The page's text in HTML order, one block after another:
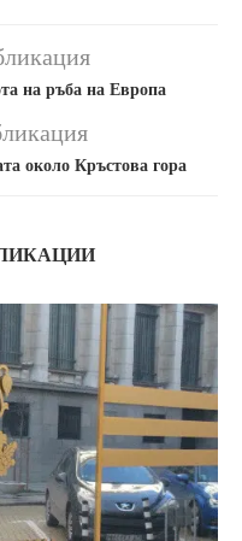
на ръба на Европа
около Кръстова гора